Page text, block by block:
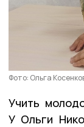
Фото: Ольга
Учить
У Ольги